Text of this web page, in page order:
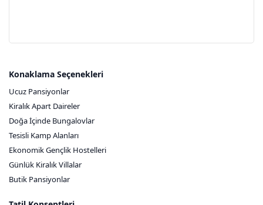
Konaklama Seçenekleri
Ucuz Pansiyonlar
Kiralık Apart Daireler
Doğa İçinde Bungalovlar
Tesisli Kamp Alanları
Ekonomik Gençlik Hostelleri
Günlük Kiralık Villalar
Butik Pansiyonlar